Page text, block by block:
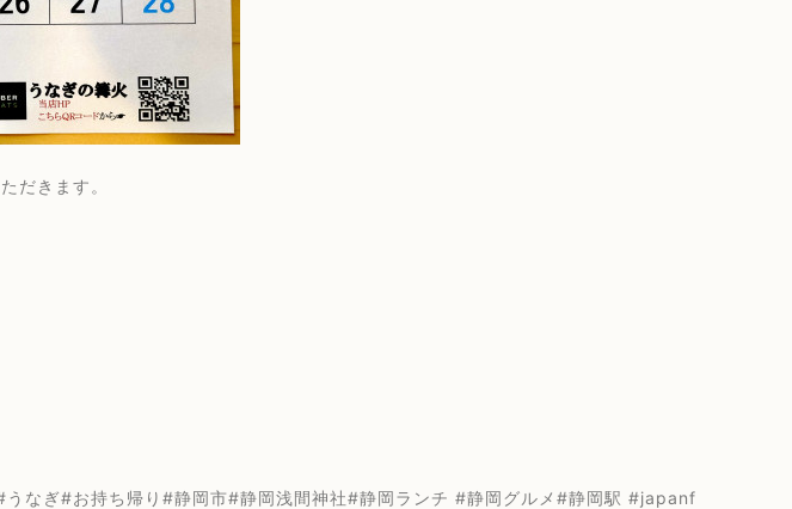
だきます。
なぎ#お持ち帰り#静岡市#静岡浅間神社#静岡ランチ #静岡グルメ#静岡駅 #japanf